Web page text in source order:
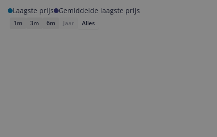
Laagste prijs
Gemiddelde laagste prijs
1m 3m 6m Jaar Alles